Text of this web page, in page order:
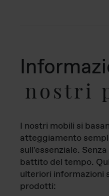
nostri
I nostri mobili si
atteggiamento
sull'essenziale.
battito del tempo.
ulteriori informazioni
prodotti: